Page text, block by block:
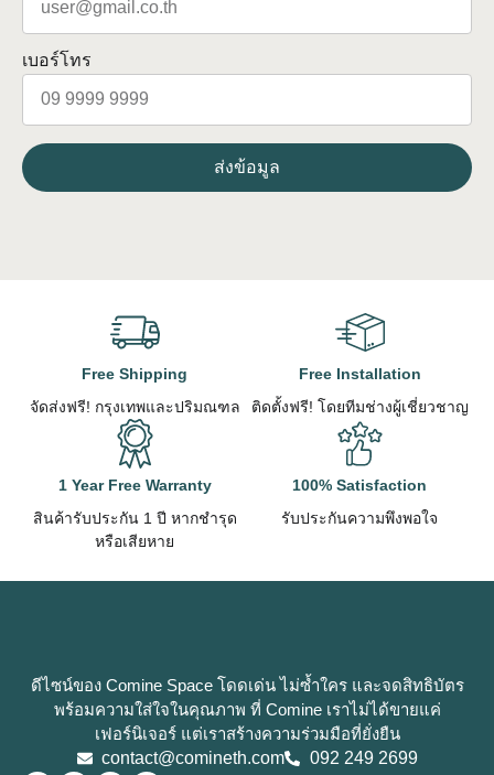
เบอร์โทร
ส่งข้อมูล
Free Shipping
จัดส่งฟรี! กรุงเทพและปริมณฑล
Free Installation
ติดตั้งฟรี! โดยทีมช่างผู้เชี่ยวชาญ
1 Year Free Warranty
สินค้ารับประกัน 1 ปี หากชำรุด
หรือเสียหาย
100% Satisfaction
รับประกันความพึงพอใจ
ดีไซน์ของ Comine Space โดดเด่น ไม่ซ้ำใคร และจดสิทธิบัตร
พร้อมความใส่ใจในคุณภาพ ที่ Comine เราไม่ได้ขายแค่
เฟอร์นิเจอร์ แต่เราสร้างความร่วมมือที่ยั่งยืน
contact@comineth.com
092 249 2699